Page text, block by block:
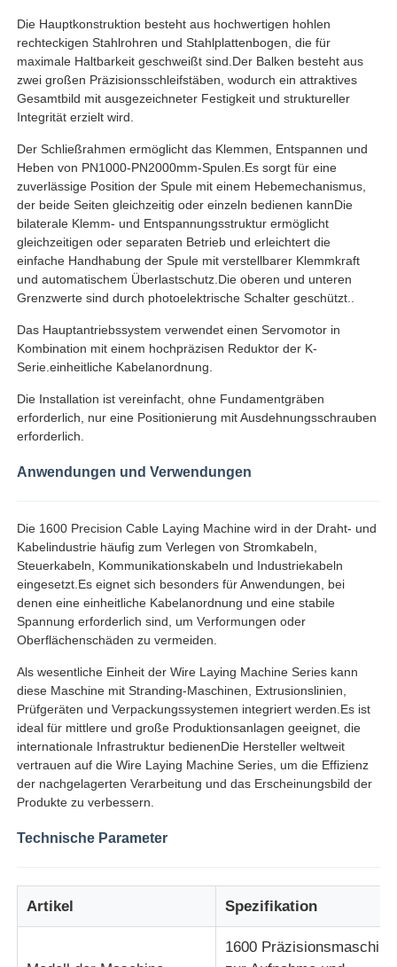
Startseite
Produkte
Über uns
Fabrik Tour
Qualitätskontrolle
Kontakt
Nachrichten
Produktionslinie für Extrusion
Drahtverdrängungslinie
Drahtschiffbruchmaschine
Doppeldrehmaschine
Gepanzerte Maschine
Verpackungsmaschine
Einzelne Torsions-Maschine
Die Hauptkonstruktion besteht aus hochwertigen hohlen
rechteckigen Stahlrohren und Stahlplattenbogen, die für
maximale Haltbarkeit geschweißt sind.Der Balken besteht aus
zwei großen Präzisionsschleifstäben, wodurch ein attraktives
Gesamtbild mit ausgezeichneter Festigkeit und struktureller
Integrität erzielt wird.
Der Schließrahmen ermöglicht das Klemmen, Entspannen und
Heben von PN1000-PN2000mm-Spulen.Es sorgt für eine
zuverlässige Position der Spule mit einem Hebemechanismus,
der beide Seiten gleichzeitig oder einzeln bedienen kannDie
bilaterale Klemm- und Entspannungsstruktur ermöglicht
gleichzeitigen oder separaten Betrieb und erleichtert die
einfache Handhabung der Spule mit verstellbarer Klemmkraft
und automatischem Überlastschutz.Die oberen und unteren
Grenzwerte sind durch photoelektrische Schalter geschützt..
Das Hauptantriebssystem verwendet einen Servomotor in
Kombination mit einem hochpräzisen Reduktor der K-
Serie.einheitliche Kabelanordnung.
Die Installation ist vereinfacht, ohne Fundamentgräben
erforderlich, nur eine Positionierung mit Ausdehnungsschrauben
erforderlich.
Anwendungen und Verwendungen
Die 1600 Precision Cable Laying Machine wird in der Draht- und
Kabelindustrie häufig zum Verlegen von Stromkabeln,
Steuerkabeln, Kommunikationskabeln und Industriekabeln
eingesetzt.Es eignet sich besonders für Anwendungen, bei
denen eine einheitliche Kabelanordnung und eine stabile
Spannung erforderlich sind, um Verformungen oder
Oberflächenschäden zu vermeiden.
Als wesentliche Einheit der Wire Laying Machine Series kann
diese Maschine mit Stranding-Maschinen, Extrusionslinien,
Prüfgeräten und Verpackungssystemen integriert werden.Es ist
ideal für mittlere und große Produktionsanlagen geeignet, die
internationale Infrastruktur bedienenDie Hersteller weltweit
vertrauen auf die Wire Laying Machine Series, um die Effizienz
der nachgelagerten Verarbeitung und das Erscheinungsbild der
Produkte zu verbessern.
Technische Parameter
Artikel Spezifikation
1600 Präzisionsmaschine